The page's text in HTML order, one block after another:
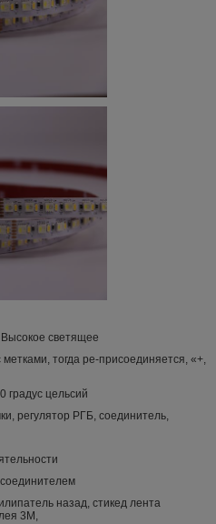
светящее
тогда ре-присоединяется, «+,
градус цельсий
регулятор РГБ, соединитель,
назад, стикед лента
3М,